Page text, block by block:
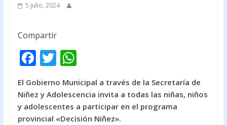
5 julio, 2024
Compartir
F
ac
e
b
T
itt
er
W
h
at
s
El Gobierno Municipal a través de la Secretaría de
Niñez y Adolescencia invita a todas las niñas, niños
y adolescentes a participar en el programa
provincial «Decisión Niñez».